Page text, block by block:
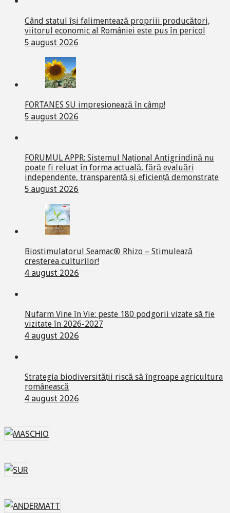
Când statul își falimentează propriii producători,
viitorul economic al României este pus în pericol
5 august 2026
FORTANES SU impresionează în câmp!
5 august 2026
FORUMUL APPR: Sistemul Național Antigrindină nu
poate fi reluat în forma actuală, fără evaluări
independente, transparență și eficiență demonstrate
5 august 2026
Biostimulatorul Seamac® Rhizo – Stimulează
creșterea culturilor!
4 august 2026
Nufarm Vine în Vie: peste 180 podgorii vizate să fie
vizitate în 2026-2027
4 august 2026
Strategia biodiversității riscă să îngroape agricultura
românească
4 august 2026